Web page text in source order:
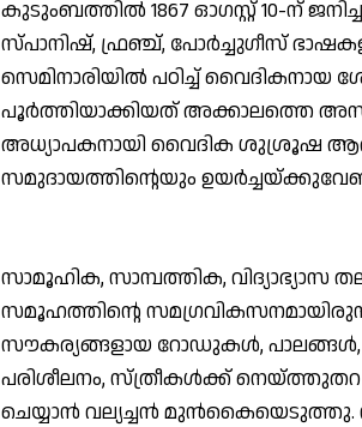
കുടുംബത്തില്‍ 1867 ഓഗസ്റ്റ് 10-ന്
സ്പാനിഷ്, ഫ്രഞ്ച്, പോര്‍ച്ചുഗീസ്
സെമിനാരിയില്‍ പഠിച്ച് വൈദികനായ
പൂര്‍ത്തിയാക്കിയത് അക്കാലത്തെ
അധ്യാപകനായി വൈദിക ശുശ്രൂഷ
സമുദായത്തിന്റെയും
സാമൂഹിക, സാമ്പത്തിക, വിദ്യാഭ്യാസ
സമൂഹത്തിന്റെ
സൗകര്യങ്ങളായ റോഡുകള്‍,
പരിശീലനം, സ്ത്രീകള്‍ക്ക്
ചെയ്യാന്‍ വല്യച്ചന്‍ മുന്‍കൈയെടുത്തു.